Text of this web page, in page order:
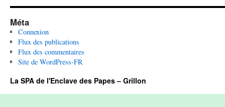
Méta
Connexion
Flux des publications
Flux des commentaires
Site de WordPress-FR
La SPA de l'Enclave des Papes – Grillon